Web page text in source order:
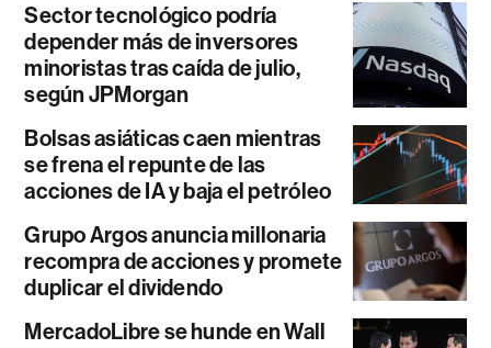
Sector tecnológico podría
depender más de inversores
minoristas tras caída de julio,
según JPMorgan
Bolsas asiáticas caen mientras
se frena el repunte de las
acciones de IA y baja el petróleo
Grupo Argos anuncia millonaria
recompra de acciones y promete
duplicar el dividendo
MercadoLibre se hunde en Wall